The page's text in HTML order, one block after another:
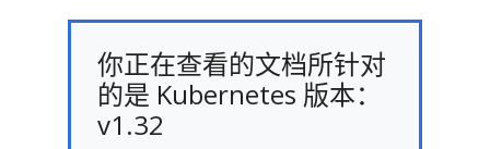
你正在查看的文档所针对
的是 Kubernetes 版本：
v1.32